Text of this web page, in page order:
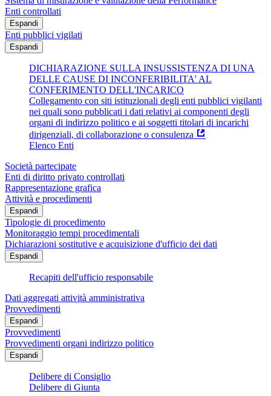
Enti controllati
Espandi
Enti pubblici vigilati
Espandi
DICHIARAZIONE SULLA INSUSSISTENZA DI UNA
DELLE CAUSE DI INCONFERIBILITA' AL
CONFERIMENTO DELL'INCARICO
Collegamento con siti istituzionali degli enti pubblici vigilanti
nei quali sono pubblicati i dati relativi ai componenti degli
organi di indirizzo politico e ai soggetti titolari di incarichi
dirigenziali, di collaborazione o consulenza
Elenco Enti
Società partecipate
Enti di diritto privato controllati
Rappresentazione grafica
Attività e procedimenti
Espandi
Tipologie di procedimento
Monitoraggio tempi procedimentali
Dichiarazioni sostitutive e acquisizione d'ufficio dei dati
Espandi
Recapiti dell'ufficio responsabile
Dati aggregati attività amministrativa
Provvedimenti
Espandi
Provvedimenti
Provvedimenti organi indirizzo politico
Espandi
Delibere di Consiglio
Delibere di Giunta